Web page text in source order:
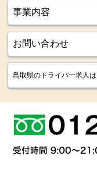
事業内容
お問い合わせ
鳥取県のドライバー求人